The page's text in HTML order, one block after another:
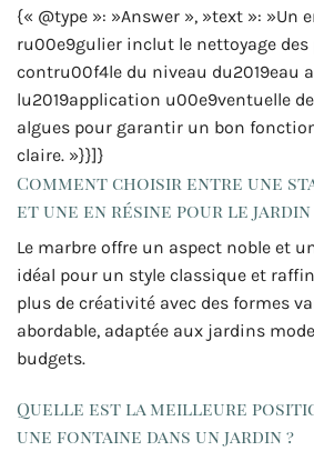
{« @type »: »Answer », »text »: »Un
ru00e9gulier inclut le nettoyage des
contru00f4le du niveau du2019eau
lu2019application u00e9ventuelle
algues pour garantir un bon
claire. »}}]}
Comment choisir entre une
et une en résine pour le jardin
Le marbre offre un aspect noble et
idéal pour un style classique et
plus de créativité avec des formes
abordable, adaptée aux jardins
budgets.
Quelle est la meilleure
une fontaine dans un jardin ?